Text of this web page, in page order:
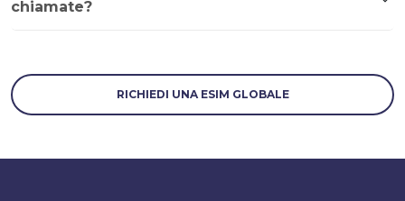
chiamate?
RICHIEDI UNA ESIM GLOBALE